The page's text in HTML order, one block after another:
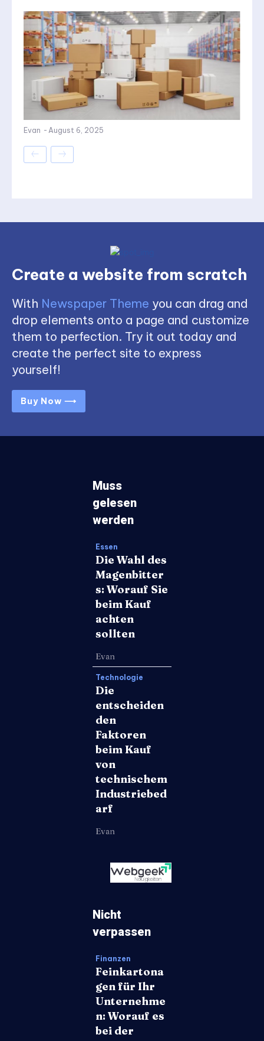
Evan - August 6, 2025
Create a website from scratch
With Newspaper Theme you can drag and
drop elements onto a page and customize
them to perfection. Try it out today and
create the perfect site to express
yourself!
Buy Now ⟶
Muss
gelesen
werden
Essen
Die Wahl des
Magenbitter
s: Worauf Sie
beim Kauf
achten
sollten
Evan
Technologie
Die
entscheiden
den
Faktoren
beim Kauf
von
technischem
Industriebed
arf
Evan
Nicht
verpassen
Finanzen
Feinkartona
gen für Ihr
Unternehme
n: Worauf es
bei der